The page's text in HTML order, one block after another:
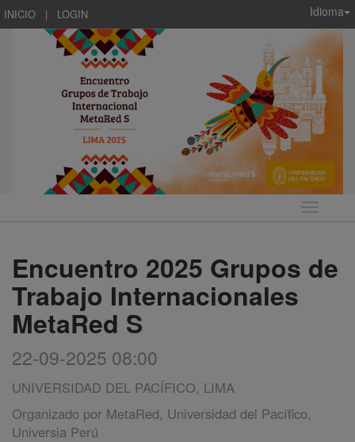
INICIO | LOGIN Idioma
Idioma
Encuentro 2025 Grupos de
Trabajo Internacionales
MetaRed S
22-09-2025 08:00
UNIVERSIDAD DEL PACÍFICO, LIMA
Organizado por MetaRed, Universidad del Pacífico,
Universia Perú